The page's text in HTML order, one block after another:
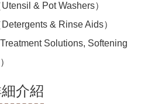
& Pot Washers）
& Rinse Aids）
Solutions, Softening
介紹